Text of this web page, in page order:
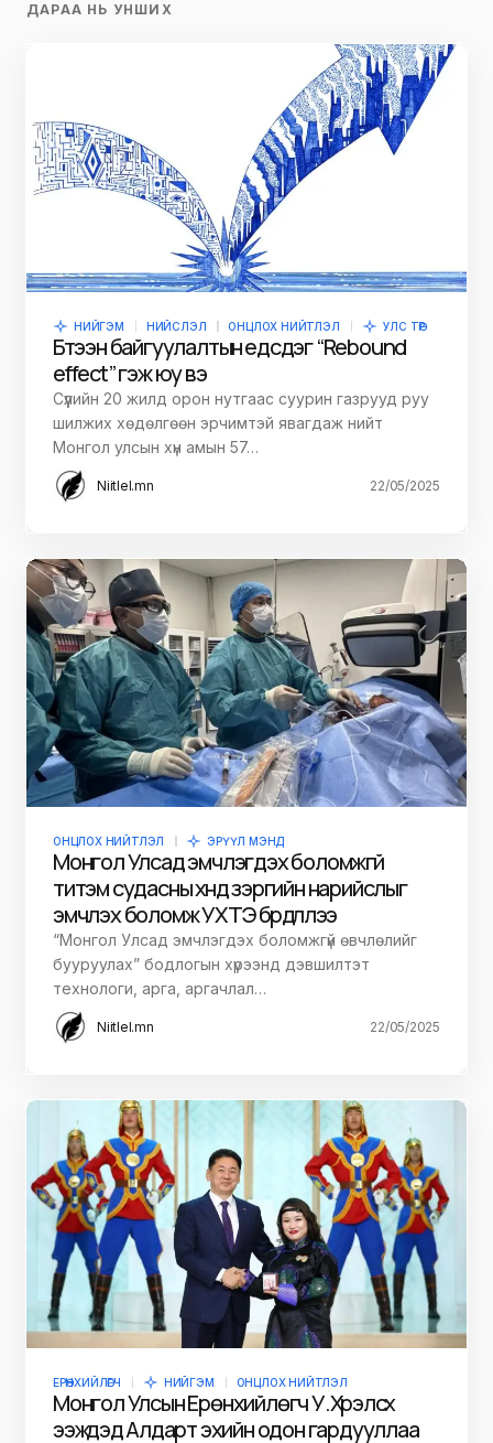
ДАРАА НЬ УНШИХ
НИЙГЭМ НИЙСЛЭЛ ОНЦЛОХ НИЙТЛЭЛ УЛС ТӨР
Бүтээн байгуулалтын үед үүсдэг “Rebound
effect” гэж юу вэ
Сүүлийн 20 жилд орон нутгаас суурин газрууд руу
шилжих хөдөлгөөн эрчимтэй явагдаж нийт
Монгол улсын хүн амын 57…
Niitlel.mn 22/05/2025
ОНЦЛОХ НИЙТЛЭЛ ЭРҮҮЛ МЭНД
Монгол Улсад эмчлэгдэх боломжгүй
титэм судасны хүнд зэргийн нарийслыг
эмчлэх боломж УХТЭ бүрдүүллээ
“Монгол Улсад эмчлэгдэх боломжгүй өвчлөлийг
бууруулах” бодлогын хүрээнд дэвшилтэт
технологи, арга, аргачлал…
Niitlel.mn 22/05/2025
ЕРӨНХИЙЛӨГЧ НИЙГЭМ ОНЦЛОХ НИЙТЛЭЛ
Монгол Улсын Ерөнхийлөгч У.Хүрэлсүх
ээжүүдэд Алдарт эхийн одон гардууллаа